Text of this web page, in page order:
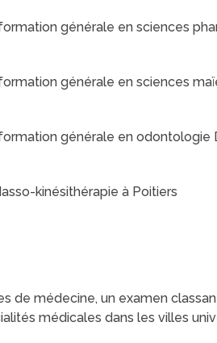
générale en sciences
générale en sciences
générale en odontologie
kinésithérapie à Poitiers
de médecine, un examen
médicales dans les villes